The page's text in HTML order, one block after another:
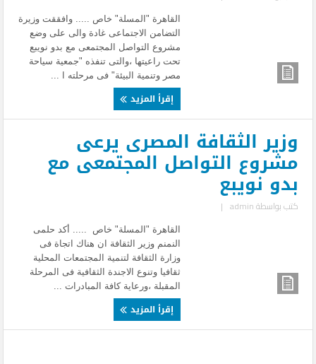
القاهرة "المسلة" خاص ..... وافققت وزيرة
التضامن الاجتماعى غادة والى على وضع
مشروع التواصل المجتمعى مع بدو نويبع
تحت راعيتها ،والتى تنفذه "جمعية سياحة
مصر وتنمية البيئة" فى مرحلته ا ...
إقرأ المزيد
وزير الثقافة المصرى يرعى
مشروع التواصل المجتمعى مع
بدو نويبع
كتب بواسطةadmin
|
القاهرة "المسلة" خاص ..... أكد حلمى
النمنم وزير الثقافة ان هناك اتجاة فى
وزارة الثقافة لتنمية المجتمعات المحلية
ثقافيا وتنوع الاجندة الثقافية فى المرحلة
المقبلة ،ورعاية كافة المبادرات ...
إقرأ المزيد